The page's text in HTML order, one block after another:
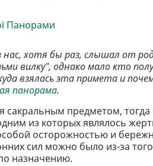
Панорами
хотя бы раз, слышал от
вилку", однако мало кто
взялась эта примета и
панорама.
сакральным предметом,
из которых являлось
осторожностью и
сил можно было из-за
назначению.